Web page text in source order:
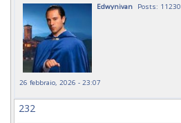
Edwynivan Posts: 11230
26 febbraio, 2026 - 23:07
232